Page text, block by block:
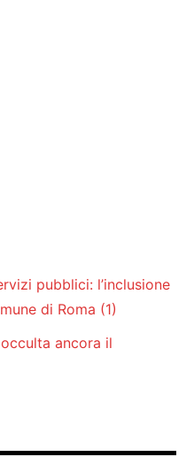
pubblici: l’inclusione
di Roma (1)
ancora il